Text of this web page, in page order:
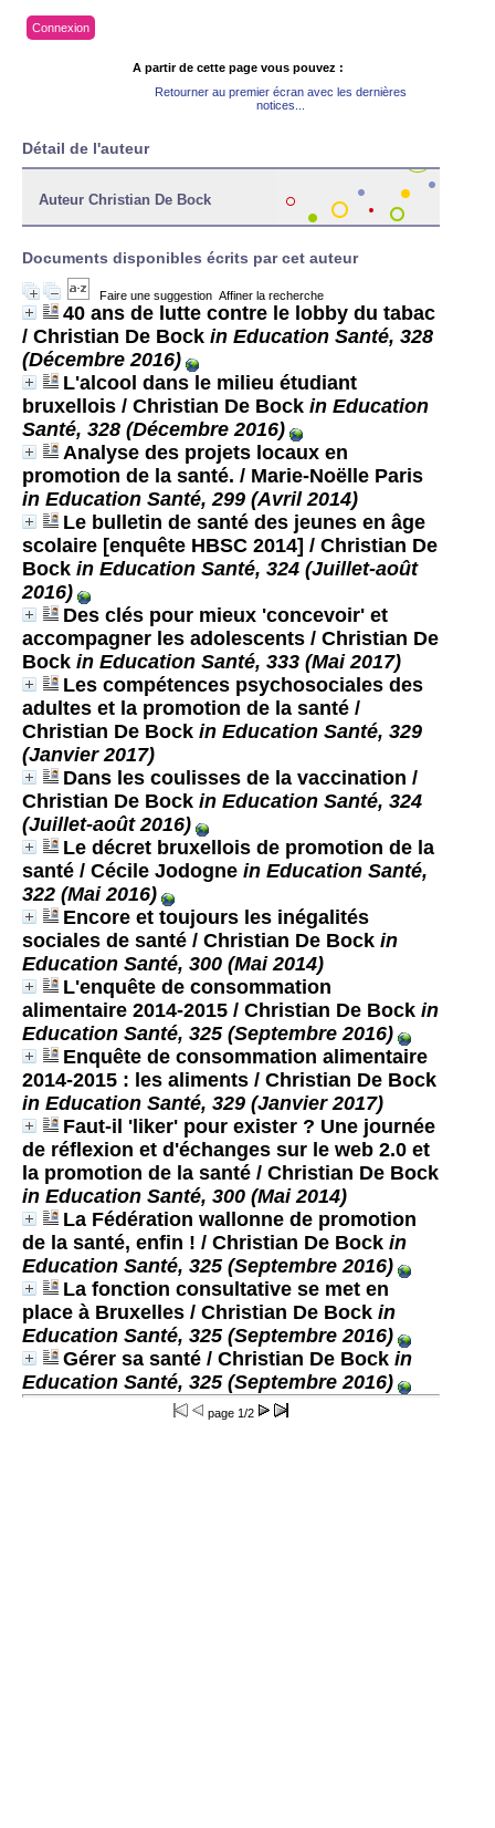
Connexion
A partir de cette page vous pouvez :
Retourner au premier écran avec les dernières
notices...
Détail de l'auteur
Auteur Christian De Bock
Documents disponibles écrits par cet auteur
Faire une suggestion Affiner la recherche
40 ans de lutte contre le lobby du tabac
/ Christian De Bock in Education Santé, 328
(Décembre 2016)
L'alcool dans le milieu étudiant
bruxellois / Christian De Bock in Education
Santé, 328 (Décembre 2016)
Analyse des projets locaux en
promotion de la santé. / Marie-Noëlle Paris
in Education Santé, 299 (Avril 2014)
Le bulletin de santé des jeunes en âge
scolaire [enquête HBSC 2014] / Christian De
Bock in Education Santé, 324 (Juillet-août
2016)
Des clés pour mieux 'concevoir' et
accompagner les adolescents / Christian De
Bock in Education Santé, 333 (Mai 2017)
Les compétences psychosociales des
adultes et la promotion de la santé /
Christian De Bock in Education Santé, 329
(Janvier 2017)
Dans les coulisses de la vaccination /
Christian De Bock in Education Santé, 324
(Juillet-août 2016)
Le décret bruxellois de promotion de la
santé / Cécile Jodogne in Education Santé,
322 (Mai 2016)
Encore et toujours les inégalités
sociales de santé / Christian De Bock in
Education Santé, 300 (Mai 2014)
L'enquête de consommation
alimentaire 2014-2015 / Christian De Bock in
Education Santé, 325 (Septembre 2016)
Enquête de consommation alimentaire
2014-2015 : les aliments / Christian De Bock
in Education Santé, 329 (Janvier 2017)
Faut-il 'liker' pour exister ? Une journée
de réflexion et d'échanges sur le web 2.0 et
la promotion de la santé / Christian De Bock
in Education Santé, 300 (Mai 2014)
La Fédération wallonne de promotion
de la santé, enfin ! / Christian De Bock in
Education Santé, 325 (Septembre 2016)
La fonction consultative se met en
place à Bruxelles / Christian De Bock in
Education Santé, 325 (Septembre 2016)
Gérer sa santé / Christian De Bock in
Education Santé, 325 (Septembre 2016)
page 1/2